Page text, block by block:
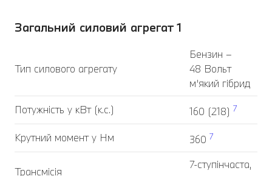
Загальний силовий агрегат 1
Тип силового агрегату
Бензин –
48 Вольт
м’який гібрид
Потужність у кВт (к.с.) 160 (218) 7
Крутний момент у Нм 360 7
Трансмісія
7-ступінчаста,